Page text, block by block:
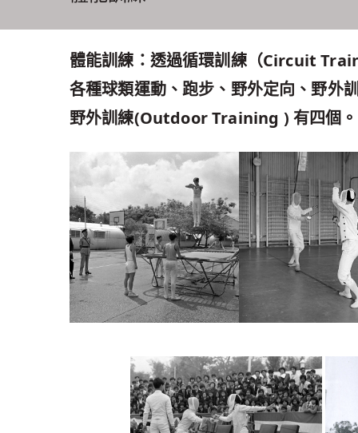
體能訓練：透過循環訓練（Circuit
各種球類運動、跑步、野外定向、野外
野外訓練(Outdoor Training ) 有四個。